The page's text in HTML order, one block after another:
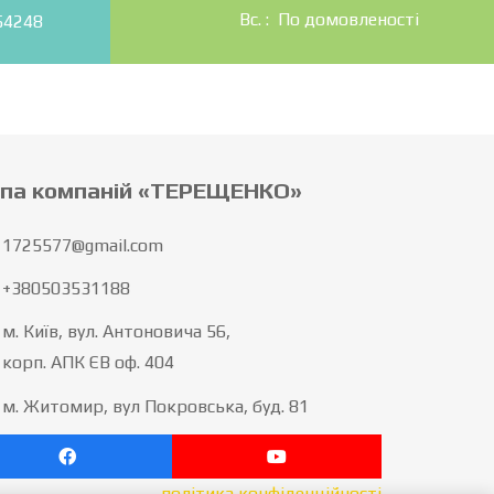
Вс. : По домовленості
компаній «ТЕРЕЩЕНКО»
1725577@gmail.com
+380503531188
м. Київ, вул. Антоновича 56,
корп. АПК ЄВ оф. 404
м. Житомир, вул Покровська, буд. 81